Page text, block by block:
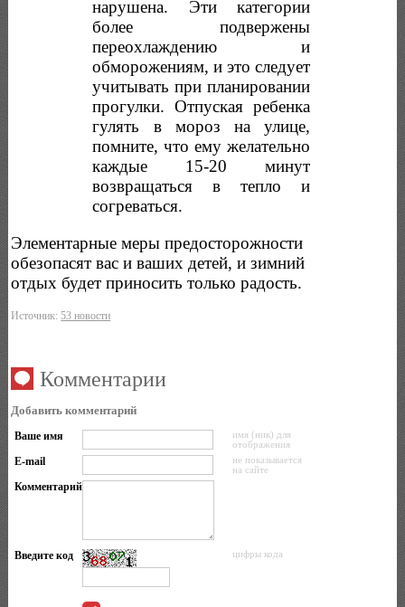
нарушена. Эти категории
более подвержены
переохлаждению и
обморожениям, и это следует
учитывать при планировании
прогулки. Отпуская ребенка
гулять в мороз на улице,
помните, что ему желательно
каждые 15-20 минут
возвращаться в тепло и
согреваться.
Элементарные меры предосторожности
обезопасят вас и ваших детей, и зимний
отдых будет приносить только радость.
Источник:53 новости
Комментарии
Добавить комментарий
Ваше имя
имя (ник) для
отображения
E-mail
не показывается
на сайте
Комментарий
Введите код цифры кода